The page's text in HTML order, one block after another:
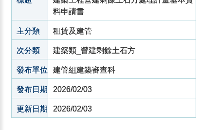
料申請書
主分類 租賃及建管
次分類 建築類_營建剩餘土石方
發布單位 建管組建築審查科
發布日期 2026/02/03
更新日期 2026/02/03